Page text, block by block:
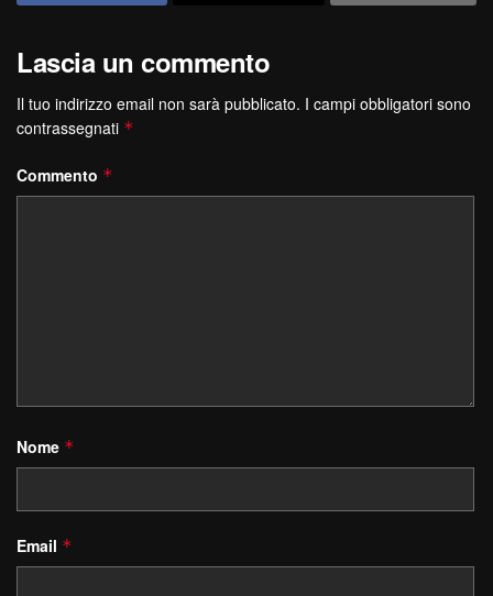
Lascia un commento
Il tuo indirizzo email non sarà pubblicato. I campi obbligatori sono
contrassegnati *
Commento *
Nome *
Email *